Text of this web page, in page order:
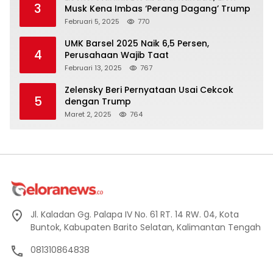
3
Musk Kena Imbas ‘Perang Dagang’ Trump
Februari 5, 2025 770
4
UMK Barsel 2025 Naik 6,5 Persen,
Perusahaan Wajib Taat
Februari 13, 2025 767
5
Zelensky Beri Pernyataan Usai Cekcok
dengan Trump
Maret 2, 2025 764
Jl. Kaladan Gg. Palapa IV No. 61 RT. 14 RW. 04, Kota
Buntok, Kabupaten Barito Selatan, Kalimantan Tengah
081310864838